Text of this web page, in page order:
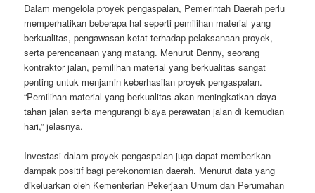
Dalam mengelola proyek pengaspalan, Pemerintah Daerah perlu
memperhatikan beberapa hal seperti pemilihan material yang
berkualitas, pengawasan ketat terhadap pelaksanaan proyek,
serta perencanaan yang matang. Menurut Denny, seorang
kontraktor jalan, pemilihan material yang berkualitas sangat
penting untuk menjamin keberhasilan proyek pengaspalan.
“Pemilihan material yang berkualitas akan meningkatkan daya
tahan jalan serta mengurangi biaya perawatan jalan di kemudian
hari,” jelasnya.
Investasi dalam proyek pengaspalan juga dapat memberikan
dampak positif bagi perekonomian daerah. Menurut data yang
dikeluarkan oleh Kementerian Pekerjaan Umum dan Perumahan